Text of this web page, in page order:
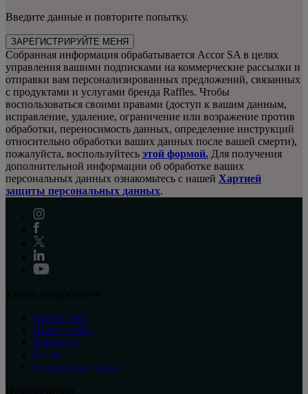
Введите данные и повторите попытку.
ЗАРЕГИСТРИРУЙТЕ МЕНЯ
Собранная информация обрабатывается Accor SA в целях
управления вашими подписками на коммерческие рассылки и
отправки вам персонализированных предложений, связанных
с продуктами и услугами бренда Raffles. Чтобы
воспользоваться своими правами (доступ к вашим данным,
исправление, удаление, ограничение или возражение против
обработки, переносимость данных, определение инструкций
относительно обработки ваших данных после вашей смерти),
пожалуйста, воспользуйтесь этой формой. Для получения
дополнительной информации об обработке ваших
персональных данных ознакомьтесь с нашей Хартией
защиты персональных данных.
Raffles 1887
Пресс-центр
Вакансии
Бутик
Подарочные карты